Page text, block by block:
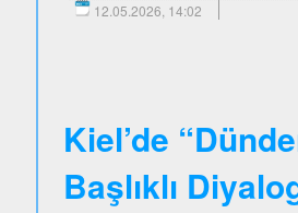
12.05.2026, 14:02
Kiel’de
Başlıklı